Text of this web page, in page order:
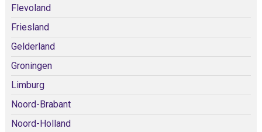
Flevoland
Friesland
Gelderland
Groningen
Limburg
Noord-Brabant
Noord-Holland